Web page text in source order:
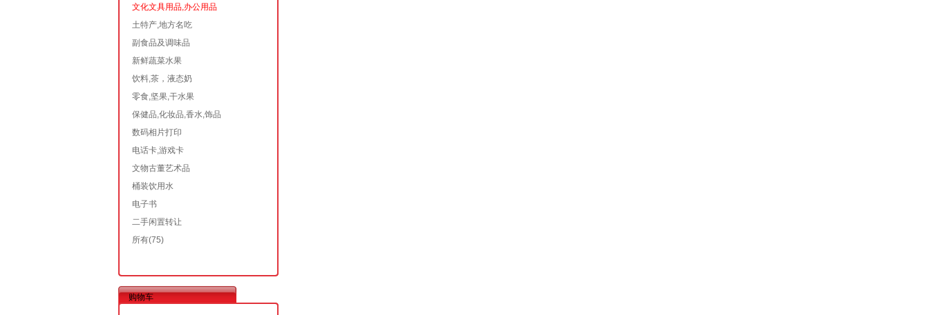
文化文具用品,办公用品
土特产,地方名吃
副食品及调味品
新鲜蔬菜水果
饮料,茶，液态奶
零食,坚果,干水果
保健品,化妆品,香水,饰品
数码相片打印
电话卡,游戏卡
文物古董艺术品
桶装饮用水
电子书
二手闲置转让
所有(75)
购物车